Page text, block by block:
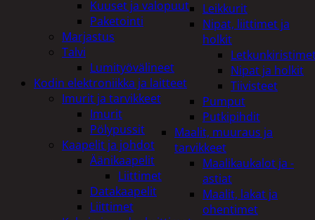
Leikkurit
Nipat, liittimet ja
holkit
Nipat ja holkit
Tiivisteet
Pumput
Putkipihdit
Maalit, muuraus ja
tarvikkeet
Maalikaukalot ja -
astiat
Maalit, lakat ja
ohentimet
Kuuset ja valopuut
Paketointi
Marjastus
Talvi
Lumityövälineet
Kodin elektroniikka ja laitteet
Imurit ja tarvikkeet
Imurit
Pölypussit
Kaapelit ja johdot
Äänikaapelit
Liittimet
Datakaapelit
Liittimet